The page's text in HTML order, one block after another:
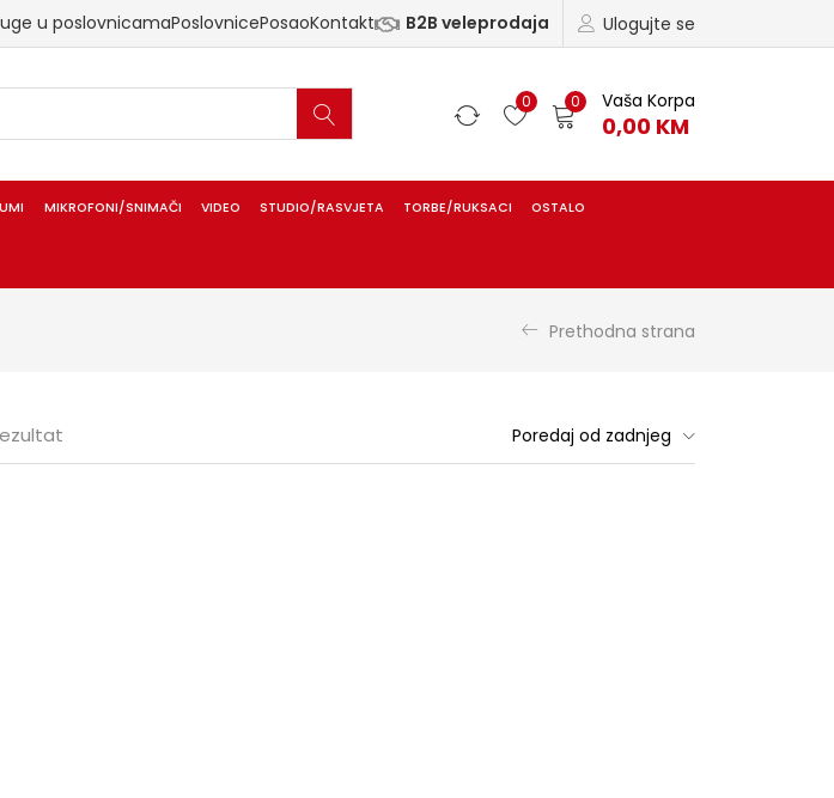
Ulogujte se
u poslovnicamaPoslovnicePosaoKontakt B2B veleprodaja
0 0 Vaša Korpa
0,00 KM
MIKROFONI/SNIMAČI VIDEO STUDIO/RASVJETA TORBE/RUKSACI OSTALO
Prethodna strana
Poredaj od zadnjeg